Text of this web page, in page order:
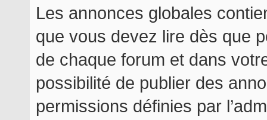
Les annonces globales
que vous devez lire dès que
de chaque forum et dans
possibilité de publier des
permissions définies par